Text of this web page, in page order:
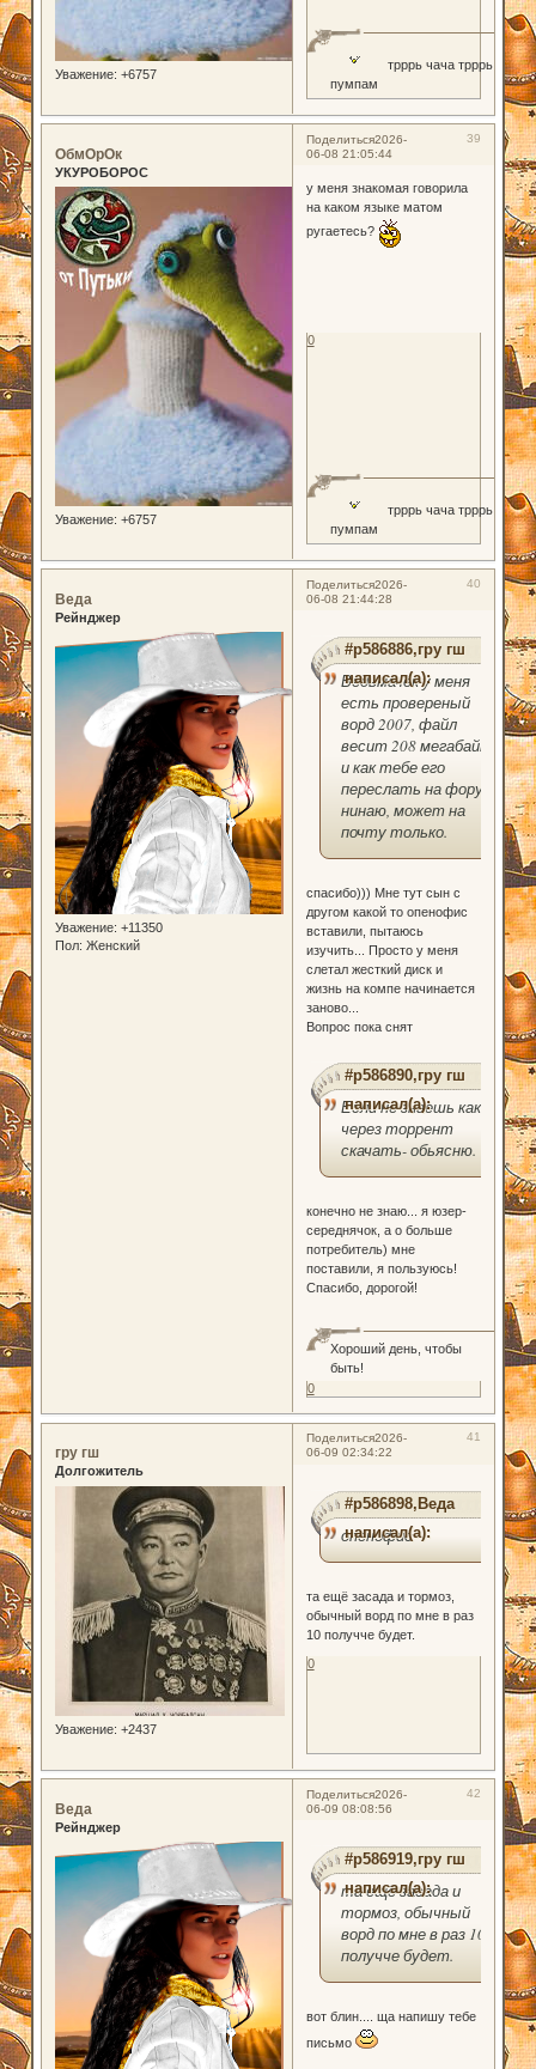
Уважение: +6757
трррь чача трррь
пумпам
Поделиться 39
2026-
06-08 21:05:44
ОбмОрОк
УКУРОБОРОС
Уважение: +6757
у меня знакомая говорила
на каком языке матом
ругаетесь?
трррь чача трррь
пумпам
0
Поделиться 40
2026-
06-08 21:44:28
Веда
Рейнджер
Уважение: +11350
Пол: Женский
#p586886,гру гш
написал(а):
Ведьмачёк у меня
есть провереный
ворд 2007, файл
весит 208 мегабайт
и как тебе его
переслать на форум
нинаю, может на
почту только.
спасибо))) Мне тут сын с
другом какой то опенофис
вставили, пытаюсь
изучить... Просто у меня
слетал жесткий диск и
жизнь на компе начинается
заново...
Вопрос пока снят
#p586890,гру гш
написал(а):
Если не знаешь как
через торрент
скачать- обьясню.
конечно не знаю... я юзер-
середнячок, а о больше
потребитель) мне
поставили, я пользуюсь!
Спасибо, дорогой!
Хороший день, чтобы
быть!
0
Поделиться 41
2026-
06-09 02:34:22
гру гш
Долгожитель
Уважение: +2437
#p586898,Веда
написал(а):
опенофис
та ещё засада и тормоз,
обычный ворд по мне в раз
10 получче будет.
0
Поделиться 42
2026-
06-09 08:08:56
Веда
Рейнджер
#p586919,гру гш
написал(а):
та ещё засада и
тормоз, обычный
ворд по мне в раз 10
получче будет.
вот блин.... ща напишу тебе
письмо